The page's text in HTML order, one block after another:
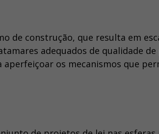
de construção, que resulta em
adequados de qualidade
os mecanismos que